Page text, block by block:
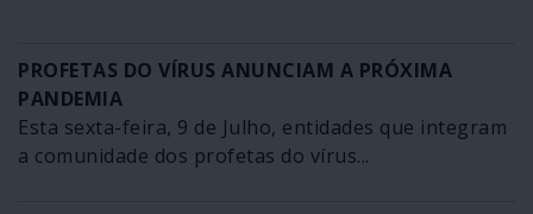
PROFETAS DO VÍRUS ANUNCIAM A PRÓXIMA
PANDEMIA
Esta sexta-feira, 9 de Julho, entidades que integram
a comunidade dos profetas do vírus...